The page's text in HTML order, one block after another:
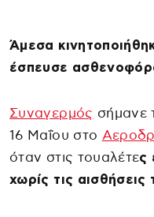
Άμεσα
έσπευσε
Συναγερμός σήμανε
16 Μαΐου στο
όταν στις τουαλέτες
χωρίς τις αισθήσεις